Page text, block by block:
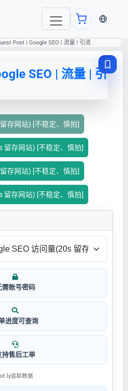
当前语
Post | Google SEO | 流量 | 引流
SEO | 流量 | 引
存网站) [不稳定、慎拍]
留存网站) [不稳定、慎拍]
存网站) [不稳定、慎拍]
留存网站) [不稳定、慎拍]
需账号密码
进度可查询
持售后工单
追踪数据